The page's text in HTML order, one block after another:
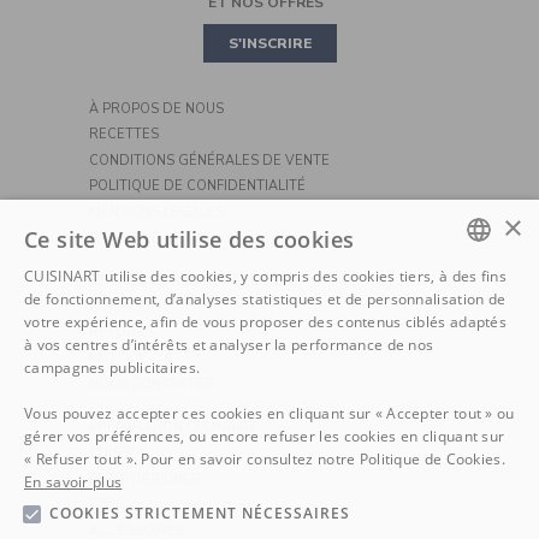
PIZZA
S'INSCRIRE
À PROPOS DE NOUS
RECETTES
CONDITIONS GÉNÉRALES DE VENTE
POLITIQUE DE CONFIDENTIALITÉ
POLITIQUE DE COOKIE
SERVICE CONSOMMATEURS
LIVRAISON
RETOURS
PRÉPARATION CULINAIRE
CUISSON
PETIT-DÉJEUNER
CAFÉ
DUTCH
FRENCH
×
Ce site Web utilise des cookies
CUISINART utilise des cookies, y compris des cookies tiers, à des fins
de fonctionnement, d’analyses statistiques et de personnalisation de
votre expérience, afin de vous proposer des contenus ciblés adaptés
à vos centres d’intérêts et analyser la performance de nos
campagnes publicitaires.
Vous pouvez accepter ces cookies en cliquant sur « Accepter tout » ou
gérer vos préférences, ou encore refuser les cookies en cliquant sur
« Refuser tout ». Pour en savoir consultez notre Politique de Cookies.
En savoir plus
COOKIES STRICTEMENT NÉCESSAIRES